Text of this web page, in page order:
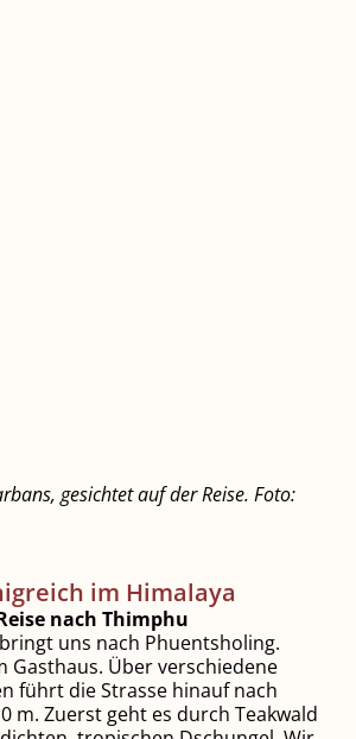
gesichtet auf der Reise. Foto:
im Himalaya
nach Thimphu
uns nach Phuentsholing.
Gasthaus. Über verschiedene
führt die Strasse hinauf nach
m. Zuerst geht es durch Teakwald